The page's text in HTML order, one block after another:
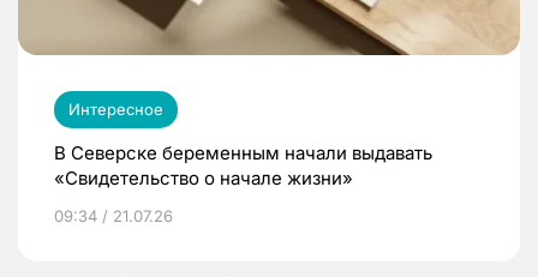
Интересное
В Северске беременным начали выдавать
«Свидетельство о начале жизни»
09:34 / 21.07.26